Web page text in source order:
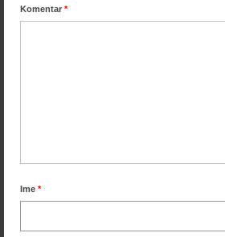
Komentar *
Ime *